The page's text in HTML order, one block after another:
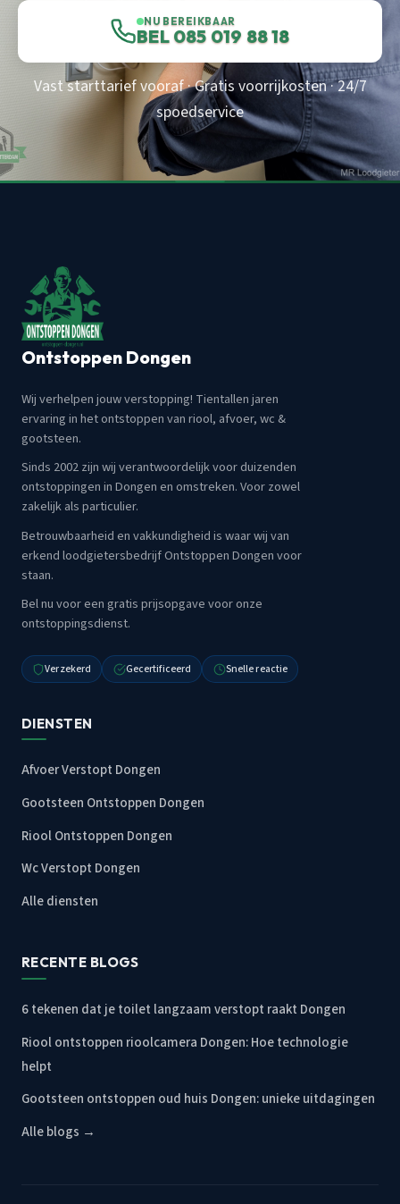
NU BEREIKBAAR
BEL 085 019 88 18
Vast starttarief vooraf · Gratis voorrijkosten · 24/7
spoedservice
Ontstoppen Dongen
Wij verhelpen jouw verstopping! Tientallen jaren
ervaring in het ontstoppen van riool, afvoer, wc &
gootsteen.
Sinds 2002 zijn wij verantwoordelijk voor duizenden
ontstoppingen in Dongen en omstreken. Voor zowel
zakelijk als particulier.
Betrouwbaarheid en vakkundigheid is waar wij van
erkend loodgietersbedrijf Ontstoppen Dongen voor
staan.
Bel nu voor een gratis prijsopgave voor onze
ontstoppingsdienst.
Verzekerd Gecertificeerd Snelle reactie
DIENSTEN
Afvoer Verstopt Dongen
Gootsteen Ontstoppen Dongen
Riool Ontstoppen Dongen
Wc Verstopt Dongen
Alle diensten
RECENTE BLOGS
6 tekenen dat je toilet langzaam verstopt raakt Dongen
Riool ontstoppen rioolcamera Dongen: Hoe technologie
helpt
Gootsteen ontstoppen oud huis Dongen: unieke uitdagingen
Alle blogs →